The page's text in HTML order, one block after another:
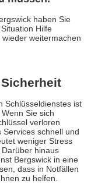
haben Sie
Hilfe
weitermachen
Schlüsseldienstes ist
Sie sich
verloren
schnell und
weniger Stress
hinaus
Bergswick in eine
dass in Notfällen
zu helfen.